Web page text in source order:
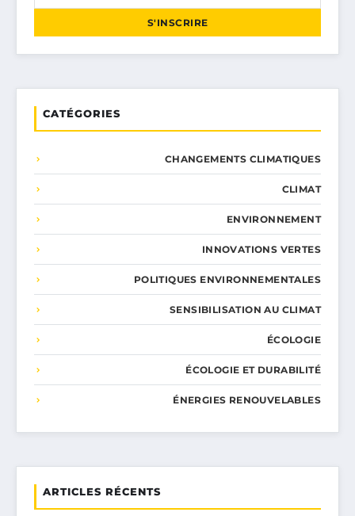
S'INSCRIRE
CATÉGORIES
CHANGEMENTS CLIMATIQUES
CLIMAT
ENVIRONNEMENT
INNOVATIONS VERTES
POLITIQUES ENVIRONNEMENTALES
SENSIBILISATION AU CLIMAT
ÉCOLOGIE
ÉCOLOGIE ET DURABILITÉ
ÉNERGIES RENOUVELABLES
ARTICLES RÉCENTS